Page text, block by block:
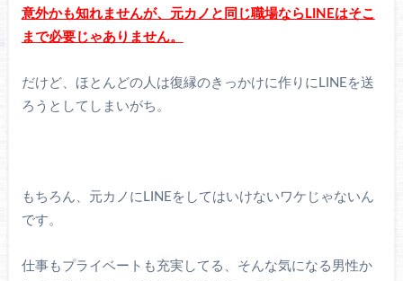
意外かも知れませんが、元カノと同じ職場ならLINEはそこ
まで必要じゃありません。
だけど、ほとんどの人は復縁のきっかけに作りにLINEを送
ろうとしてしまいがち。
もちろん、元カノにLINEをしてはいけないワケじゃないん
です。
仕事もプライベートも充実してる、そんな気になる男性か